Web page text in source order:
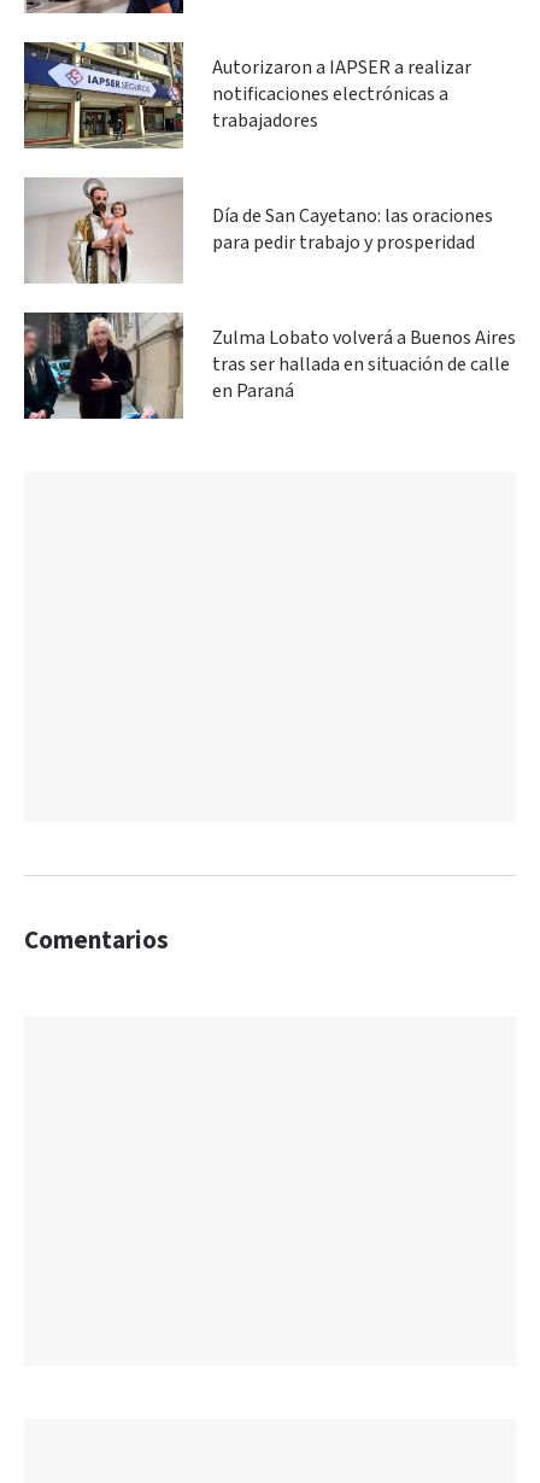
Autorizaron a IAPSER a realizar
notificaciones electrónicas a
trabajadores
Día de San Cayetano: las oraciones
para pedir trabajo y prosperidad
Zulma Lobato volverá a Buenos Aires
tras ser hallada en situación de calle
en Paraná
Comentarios